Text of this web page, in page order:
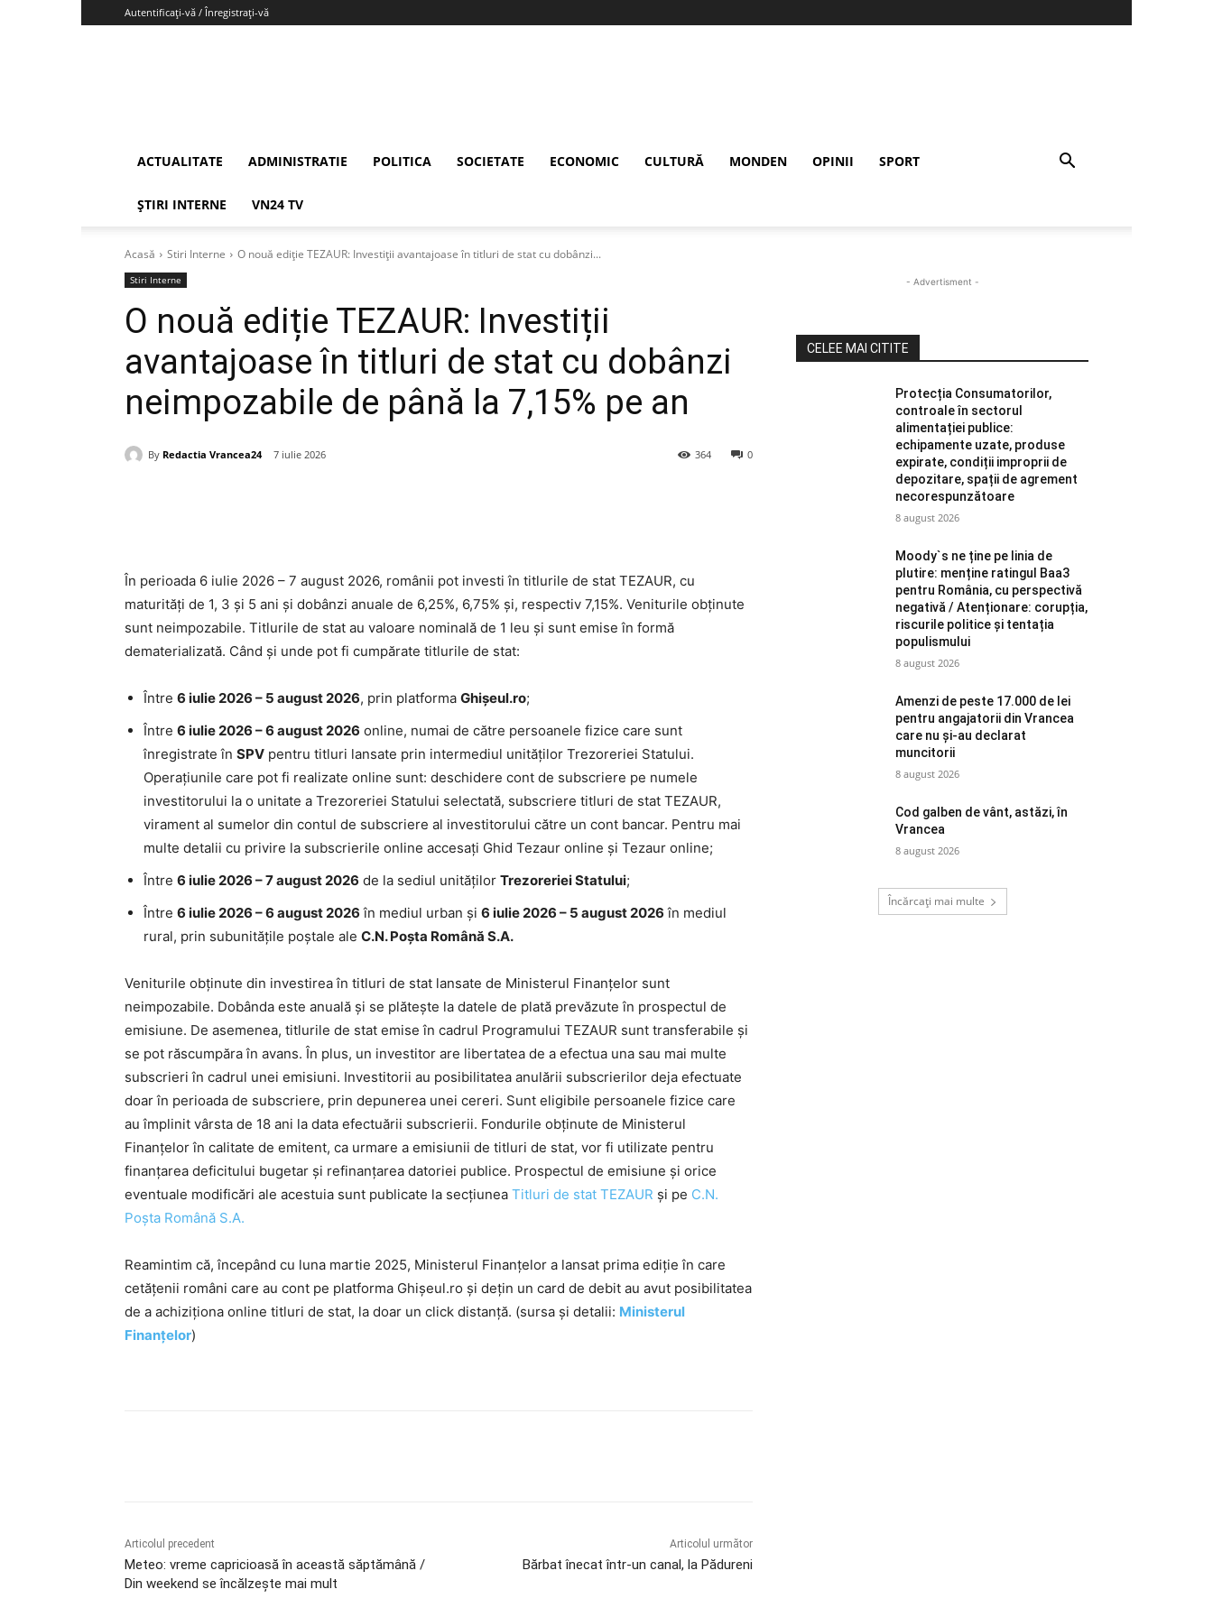
Autentificați-vă / Înregistrați-vă
ACTUALITATE ADMINISTRATIE POLITICA SOCIETATE ECONOMIC CULTURĂ MONDEN OPINII SPORT
ȘTIRI INTERNE VN24 TV
Acasă Stiri Interne O nouă ediție TEZAUR: Investiții avantajoase în titluri de stat cu dobânzi...
Stiri Interne
O nouă ediție TEZAUR: Investiții
avantajoase în titluri de stat cu dobânzi
neimpozabile de până la 7,15% pe an
By Redactia Vrancea24 7 iulie 2026 0
364
În perioada 6 iulie 2026 – 7 august 2026, românii pot investi în titlurile de stat TEZAUR, cu
maturități de 1, 3 și 5 ani și dobânzi anuale de 6,25%, 6,75% și, respectiv 7,15%. Veniturile obținute
sunt neimpozabile. Titlurile de stat au valoare nominală de 1 leu și sunt emise în formă
dematerializată. Când și unde pot fi cumpărate titlurile de stat:
Între 6 iulie 2026 – 5 august 2026, prin platforma Ghișeul.ro;
Între 6 iulie 2026 – 6 august 2026 online, numai de către persoanele fizice care sunt
înregistrate în SPV pentru titluri lansate prin intermediul unităților Trezoreriei Statului.
Operațiunile care pot fi realizate online sunt: deschidere cont de subscriere pe numele
investitorului la o unitate a Trezoreriei Statului selectată, subscriere titluri de stat TEZAUR,
virament al sumelor din contul de subscriere al investitorului către un cont bancar. Pentru mai
multe detalii cu privire la subscrierile online accesați Ghid Tezaur online și Tezaur online;
Între 6 iulie 2026 – 7 august 2026 de la sediul unităților Trezoreriei Statului;
Între 6 iulie 2026 – 6 august 2026 în mediul urban și 6 iulie 2026 – 5 august 2026 în mediul
rural, prin subunitățile poștale ale C.N. Poșta Română S.A.
Veniturile obținute din investirea în titluri de stat lansate de Ministerul Finanțelor sunt
neimpozabile. Dobânda este anuală și se plătește la datele de plată prevăzute în prospectul de
emisiune. De asemenea, titlurile de stat emise în cadrul Programului TEZAUR sunt transferabile și
se pot răscumpăra în avans. În plus, un investitor are libertatea de a efectua una sau mai multe
subscrieri în cadrul unei emisiuni. Investitorii au posibilitatea anulării subscrierilor deja efectuate
doar în perioada de subscriere, prin depunerea unei cereri. Sunt eligibile persoanele fizice care
au împlinit vârsta de 18 ani la data efectuării subscrierii. Fondurile obținute de Ministerul
Finanțelor în calitate de emitent, ca urmare a emisiunii de titluri de stat, vor fi utilizate pentru
finanțarea deficitului bugetar și refinanțarea datoriei publice. Prospectul de emisiune și orice
eventuale modificări ale acestuia sunt publicate la secțiunea Titluri de stat TEZAUR și pe C.N.
Poșta Română S.A.
Reamintim că, începând cu luna martie 2025, Ministerul Finanțelor a lansat prima ediție în care
cetățenii români care au cont pe platforma Ghișeul.ro și dețin un card de debit au avut posibilitatea
de a achiziționa online titluri de stat, la doar un click distanță. (sursa și detalii: Ministerul
Finanțelor)
Articolul precedent
Meteo: vreme capricioasă în această săptămână /
Din weekend se încălzește mai mult
Articolul următor
Bărbat înecat într-un canal, la Pădureni
- Advertisment -
CELEE MAI CITITE
Protecția Consumatorilor,
controale în sectorul
alimentației publice:
echipamente uzate, produse
expirate, condiții improprii de
depozitare, spații de agrement
necorespunzătoare
8 august 2026
Moody`s ne ține pe linia de
plutire: menține ratingul Baa3
pentru România, cu perspectivă
negativă / Atenționare: corupția,
riscurile politice și tentația
populismului
8 august 2026
Amenzi de peste 17.000 de lei
pentru angajatorii din Vrancea
care nu și-au declarat
muncitorii
8 august 2026
Cod galben de vânt, astăzi, în
Vrancea
8 august 2026
Încărcați mai multe